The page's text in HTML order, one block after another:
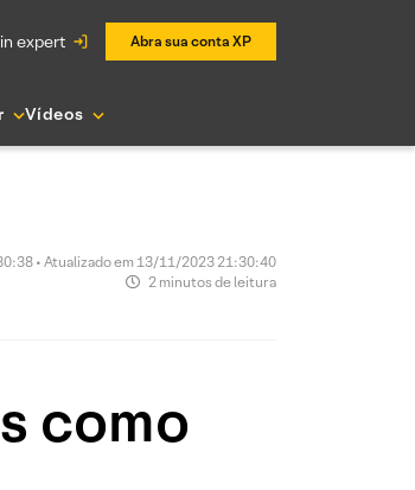
expert Abra sua conta XP
Vídeos
• Atualizado em 13/11/2023 21:30:40
2 minutos de leitura
como